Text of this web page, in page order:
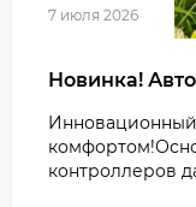
7 июля 2026
Новинка!
контроллеров